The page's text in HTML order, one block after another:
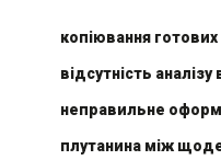
копіювання готових
відсутність
неправильне
плутанина між